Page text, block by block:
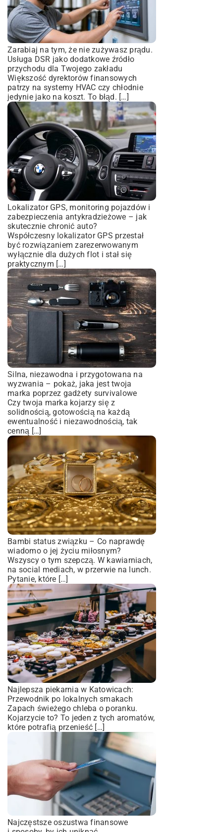
Zarabiaj na tym, że nie zużywasz prądu.
Usługa DSR jako dodatkowe źródło
przychodu dla Twojego zakładu
Większość dyrektorów finansowych
patrzy na systemy HVAC czy chłodnie
jedynie jako na koszt. To błąd. […]
Lokalizator GPS, monitoring pojazdów i
zabezpieczenia antykradzieżowe – jak
skutecznie chronić auto?
Współczesny lokalizator GPS przestał
być rozwiązaniem zarezerwowanym
wyłącznie dla dużych flot i stał się
praktycznym […]
Silna, niezawodna i przygotowana na
wyzwania – pokaż, jaka jest twoja
marka poprzez gadżety survivalowe
Czy twoja marka kojarzy się z
solidnością, gotowością na każdą
ewentualność i niezawodnością, tak
cenną […]
Bambi status związku – Co naprawdę
wiadomo o jej życiu miłosnym?
Wszyscy o tym szepczą. W kawiarniach,
na social mediach, w przerwie na lunch.
Pytanie, które […]
Najlepsza piekarnia w Katowicach:
Przewodnik po lokalnych smakach
Zapach świeżego chleba o poranku.
Kojarzycie to? To jeden z tych aromatów,
które potrafią przenieść […]
Najczęstsze oszustwa finansowe